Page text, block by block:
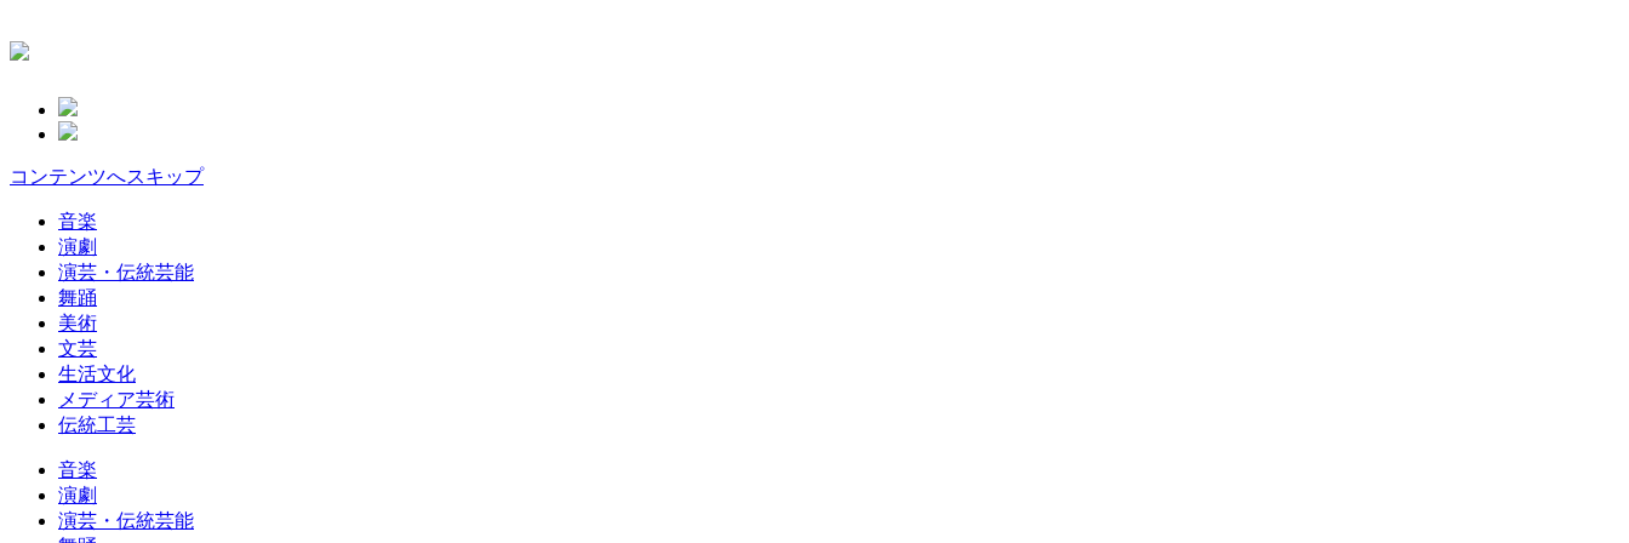
コンテンツへスキップ
音楽
演劇
演芸・伝統芸能
舞踊
美術
文芸
生活文化
メディア芸術
伝統工芸
音楽
演劇
演芸・伝統芸能